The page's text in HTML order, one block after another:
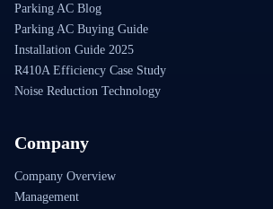
Parking AC Blog
Parking AC Buying Guide
Installation Guide 2025
R410A Efficiency Case Study
Noise Reduction Technology
Company
Company Overview
Management